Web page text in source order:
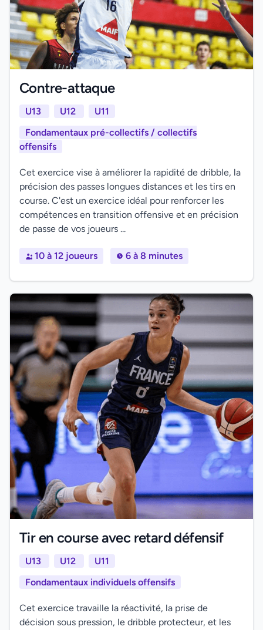
Contre-attaque
U13 U12
U11
Fondamentaux pré-collectifs / collectifs
offensifs
Cet exercice vise à améliorer la rapidité de dribble, la
précision des passes longues distances et les tirs en
course. C'est un exercice idéal pour renforcer les
compétences en transition offensive et en précision
de passe de vos joueurs ...
10 à 12 joueurs 6 à 8 minutes
Tir en course avec retard défensif
U13 U12
U11
Fondamentaux individuels offensifs
Cet exercice travaille la réactivité, la prise de
décision sous pression, le dribble protecteur, et les